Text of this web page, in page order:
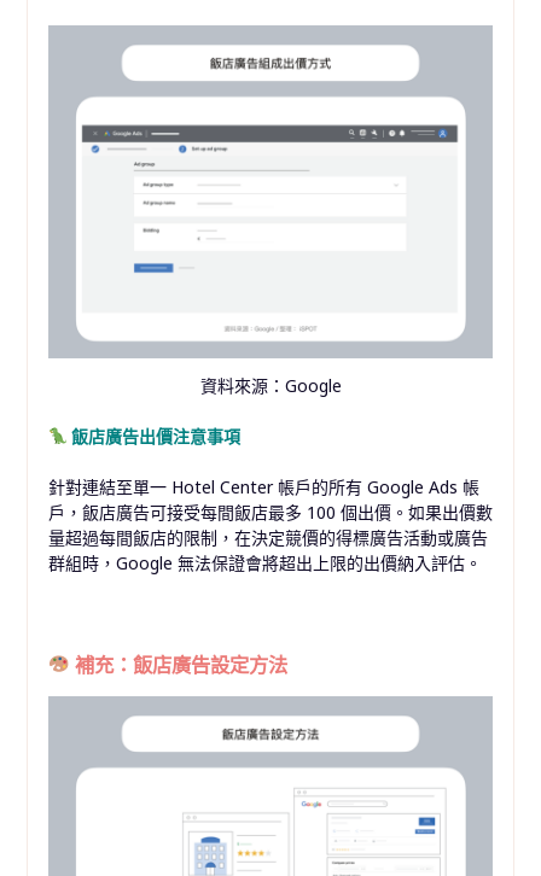
資料來源：Google
飯店廣告出價注意事項
針對連結至單一 Hotel Center 帳戶的所有 Google Ads 帳
戶，飯店廣告可接受每間飯店最多 100 個出價。如果出價數
量超過每間飯店的限制，在決定競價的得標廣告活動或廣告
群組時，Google 無法保證會將超出上限的出價納入評估。
補充：飯店廣告設定方法